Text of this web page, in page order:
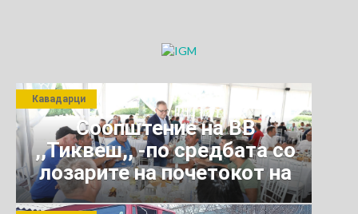
Соопштение на ВВ
,,Тиквеш,, -по средбата со
лозарите на почетокот на
јули 2026 г.
Кавадарци